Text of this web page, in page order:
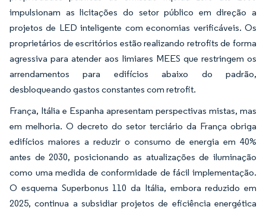
impulsionam as licitações do setor público em direção a
projetos de LED inteligente com economias verificáveis. Os
proprietários de escritórios estão realizando retrofits de forma
agressiva para atender aos limiares MEES que restringem os
arrendamentos para edifícios abaixo do padrão,
desbloqueando gastos constantes com retrofit.
França, Itália e Espanha apresentam perspectivas mistas, mas
em melhoria. O decreto do setor terciário da França obriga
edifícios maiores a reduzir o consumo de energia em 40%
antes de 2030, posicionando as atualizações de iluminação
como uma medida de conformidade de fácil implementação.
O esquema Superbonus 110 da Itália, embora reduzido em
2025, continua a subsidiar projetos de eficiência energética